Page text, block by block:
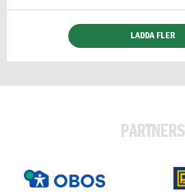
LADDA FLER
PARTNERS